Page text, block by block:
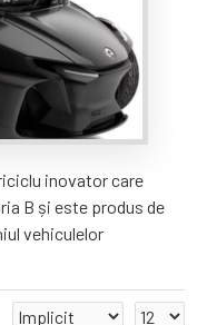
inovator care
B și este produs de
vehiculelor
noutățile din industrie